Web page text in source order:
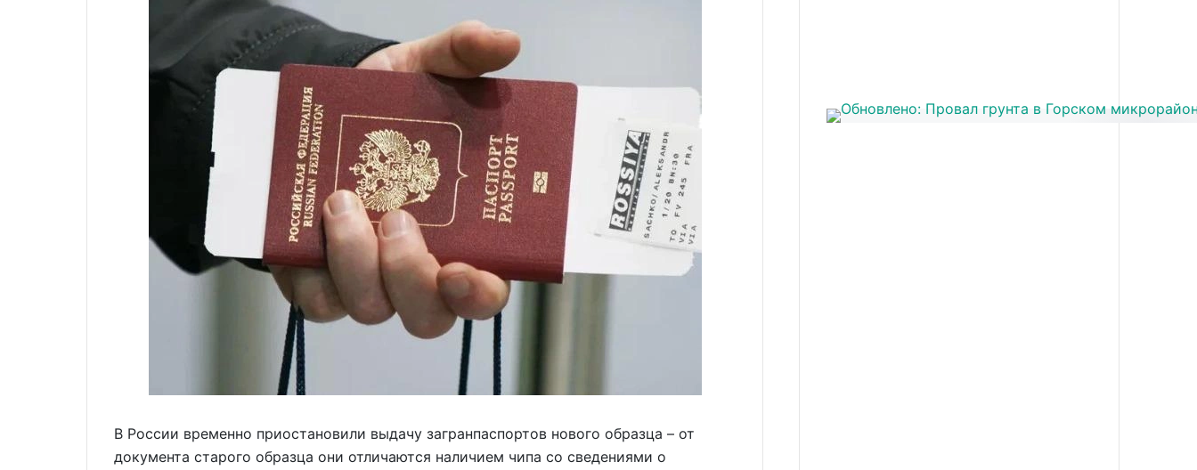
В России временно приостановили выдачу загранпаспортов нового образца – от
документа старого образца они отличаются наличием чипа со сведениями о